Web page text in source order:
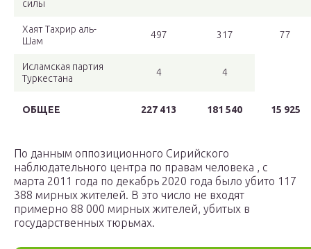
силы
Хаят Тахрир аль-
Шам
497 317 77
Исламская партия
Туркестана
4 4
ОБЩЕЕ 227 413 181 540 15 925
По данным оппозиционного Сирийского
наблюдательного центра по правам человека , с
марта 2011 года по декабрь 2020 года было убито 117
388 мирных жителей. В это число не входят
примерно 88 000 мирных жителей, убитых в
государственных тюрьмах.